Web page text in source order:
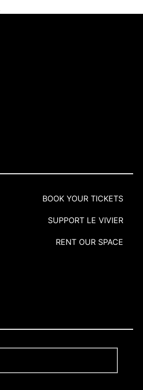
BOOK YOUR TICKETS
SUPPORT LE VIVIER
RENT OUR SPACE